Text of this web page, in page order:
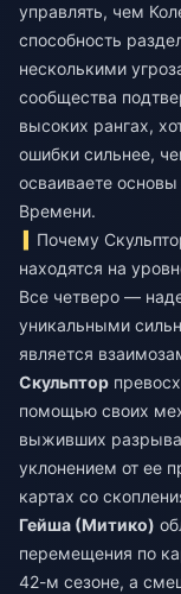
управлять, чем
способность
несколькими
сообщества
высоких рангах,
ошибки сильнее,
осваиваете основы
Времени.
Почему
находятся на
Все четверо —
уникальными
является
Скульптор
помощью своих
выживших
уклонением от ее
картах со
Гейша (Митико)
перемещения по
42-м сезоне, а